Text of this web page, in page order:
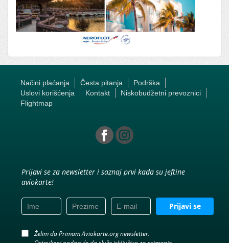
Načini plaćanja Česta pitanja
Podrška
Uslovi korišćenja
Kontakt
Niskobudžetni prevoznici
Flightmap
Prijavi se za newsletter i saznaj prvi kada su jeftine
aviokarte!
Prijavi se
Želim da Primam Aviokarte.org newsletter.